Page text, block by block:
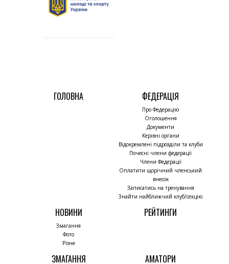
ГОЛОВНА ФЕДЕРАЦІЯ
Про Федерацію
Оголошення
Документи
Керівні органи
Відокремлені підрозділи та клуби
Почесні члени федерації
Члени Федерації
Оплатити щорічний членський
внесок
Записатись на тренування
Знайти найближчий клуб/секцію
НОВИНИ
Змагання
Фото
Різне
РЕЙТИНГИ
ЗМАГАННЯ АМАТОРИ